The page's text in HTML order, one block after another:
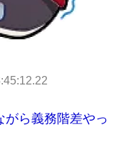
がら義務階差やっ